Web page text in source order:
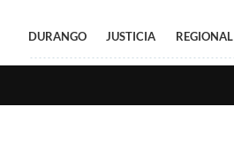
DURANGO JUSTICIA REGIONAL